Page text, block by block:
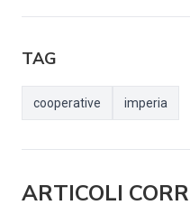
TAG
cooperative imperia
ARTICOLI